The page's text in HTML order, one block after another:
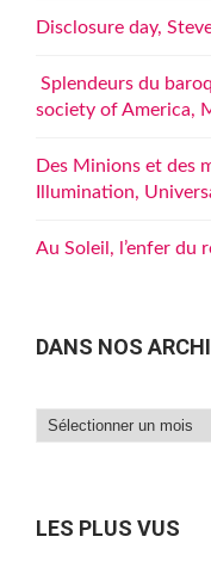
Disclosure day,
Splendeurs du
society of America,
Des Minions et des
Illumination,
Au Soleil, l’enfer du
DANS NOS
Dans
LES PLUS VUS